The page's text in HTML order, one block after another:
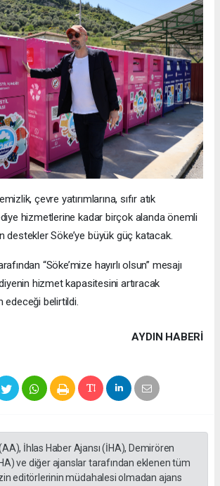
çevre yatırımlarına, sıfır atık
hizmetlerine kadar birçok alanda önemli
destekler Söke’ye büyük güç katacak.
“Söke’mize hayırlı olsun” mesajı
hizmet kapasitesini artıracak
edeceği belirtildi.
AYDIN HABERİ
İhlas Haber Ajansı (İHA), Demirören
ve diğer ajanslar tarafından eklenen tüm
editörlerinin müdahalesi olmadan ajans